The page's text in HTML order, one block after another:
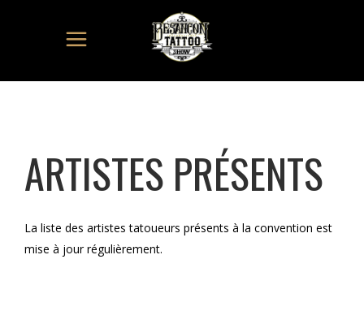
ARTISTES PRÉSENTS
La liste des artistes tatoueurs présents à la convention est
mise à jour régulièrement.